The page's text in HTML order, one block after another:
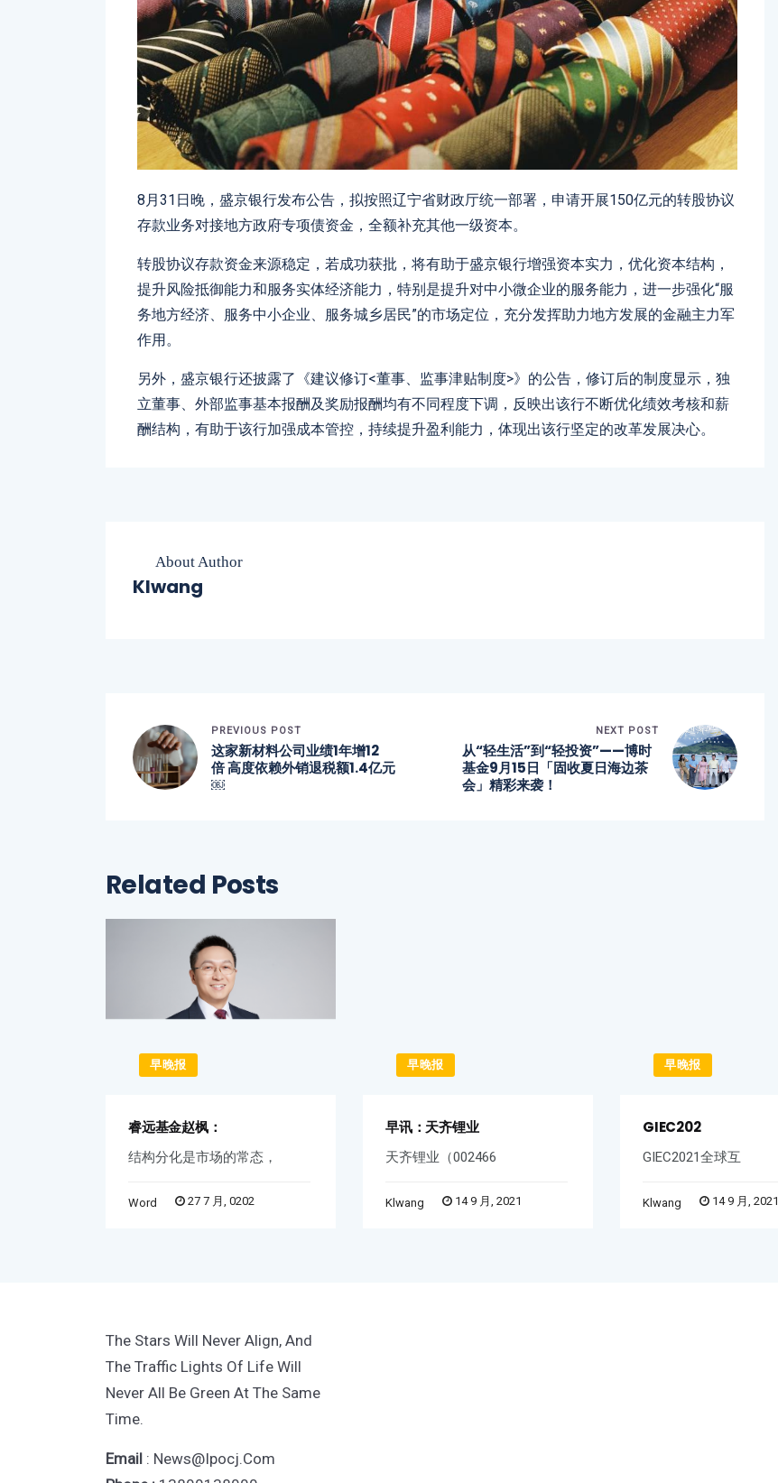
8月31日晚，盛京银行发布公告，拟按照辽宁省财政厅统一部署，申请开展150亿元的转股协议
存款业务对接地方政府专项债资金，全额补充其他一级资本。
转股协议存款资金来源稳定，若成功获批，将有助于盛京银行增强资本实力，优化资本结构，
提升风险抵御能力和服务实体经济能力，特别是提升对中小微企业的服务能力，进一步强化“服
务地方经济、服务中小企业、服务城乡居民”的市场定位，充分发挥助力地方发展的金融主力军
作用。
另外，盛京银行还披露了《建议修订<董事、监事津贴制度>》的公告，修订后的制度显示，独
立董事、外部监事基本报酬及奖励报酬均有不同程度下调，反映出该行不断优化绩效考核和薪
酬结构，有助于该行加强成本管控，持续提升盈利能力，体现出该行坚定的改革发展决心。
About Author
Klwang
PREVIOUS POST
这家新材料公司业绩1年增12
倍 高度依赖外销退税额1.4亿元
￼
NEXT POST
从“轻生活”到“轻投资”——博时
基金9月15日「固收夏日海边茶
会」精彩来袭！
Related Posts
早晚报
睿远基金赵枫：
结构分化是市场的常态，
Word 27 7 月, 0202
早晚报
早讯：天齐锂业
天齐锂业（002466
Klwang 14 9 月, 2021
早晚报
GIEC202
GIEC2021全球互
Klwang 14 9 月, 2021
The Stars Will Never Align, And
The Traffic Lights Of Life Will
Never All Be Green At The Same
Time.
Email : News@ipocj.com